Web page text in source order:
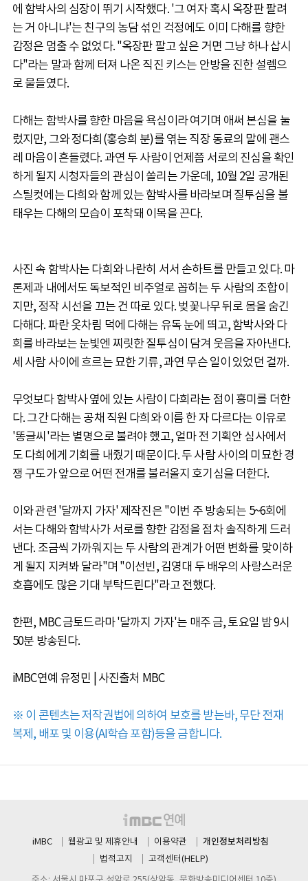
에 함박사의 심장이 뛰기 시작했다. '그 여자 혹시 옥장판 팔려
는 거 아니냐'는 친구의 농담 섞인 걱정에도 이미 다해를 향한
감정은 멈출 수 없었다. "옥장판 팔고 싶은 거면 그냥 하나 삽시
다"라는 말과 함께 터져 나온 직진 키스는 안방을 진한 설렘으
로 물들였다.
다해는 함박사를 향한 마음을 욕심이라 여기며 애써 본심을 눌
렀지만, 그와 정다희(홍승희 분)를 엮는 직장 동료의 말에 괜스
레 마음이 흔들렸다. 과연 두 사람이 언제쯤 서로의 진심을 확인
하게 될지 시청자들의 관심이 쏠리는 가운데, 10월 2일 공개된
스틸컷에는 다희와 함께 있는 함박사를 바라보며 질투심을 불
태우는 다해의 모습이 포착돼 이목을 끈다.
사진 속 함박사는 다희와 나란히 서서 손하트를 만들고 있다. 마
론제과 내에서도 독보적인 비주얼로 꼽히는 두 사람의 조합이
지만, 정작 시선을 끄는 건 따로 있다. 벚꽃나무 뒤로 몸을 숨긴
다해다. 파란 옷차림 덕에 다해는 유독 눈에 띄고, 함박사와 다
희를 바라보는 눈빛엔 찌릿한 질투심이 담겨 웃음을 자아낸다.
세 사람 사이에 흐르는 묘한 기류, 과연 무슨 일이 있었던 걸까.
무엇보다 함박사 옆에 있는 사람이 다희라는 점이 흥미를 더한
다. 그간 다해는 공채 직원 다희와 이름 한 자 다르다는 이유로
'똥글씨'라는 별명으로 불려야 했고, 얼마 전 기획안 심사에서
도 다희에게 기회를 내줬기 때문이다. 두 사람 사이의 미묘한 경
쟁 구도가 앞으로 어떤 전개를 불러올지 호기심을 더한다.
이와 관련 '달까지 가자' 제작진은 "이번 주 방송되는 5~6회에
서는 다해와 함박사가 서로를 향한 감정을 점차 솔직하게 드러
낸다. 조금씩 가까워지는 두 사람의 관계가 어떤 변화를 맞이하
게 될지 지켜봐 달라"며 "이선빈, 김영대 두 배우의 사랑스러운
호흡에도 많은 기대 부탁드린다"라고 전했다.
한편, MBC 금토드라마 '달까지 가자'는 매주 금, 토요일 밤 9시
50분 방송된다.
iMBC연예 유정민 | 사진출처 MBC
※ 이 콘텐츠는 저작권법에 의하여 보호를 받는바, 무단 전재
복제, 배포 및 이용(AI학습 포함)등을 금합니다.
iMBC 웹광고 및 제휴안내 이용약관 개인정보처리방침
법적고지
고객센터(HELP)